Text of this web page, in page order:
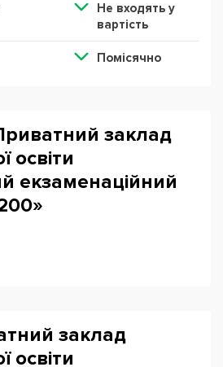
Не входять у
вартість
Помісячно
заклад
освіти
екзаменаційний
заклад
освіти